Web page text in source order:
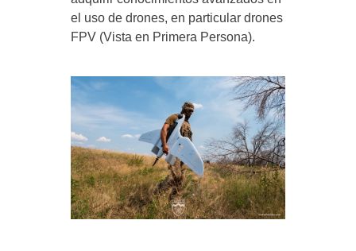
el uso de drones, en particular drones
FPV (Vista en Primera Persona).